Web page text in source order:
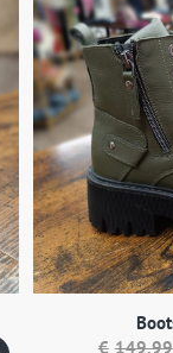
€ 149,99